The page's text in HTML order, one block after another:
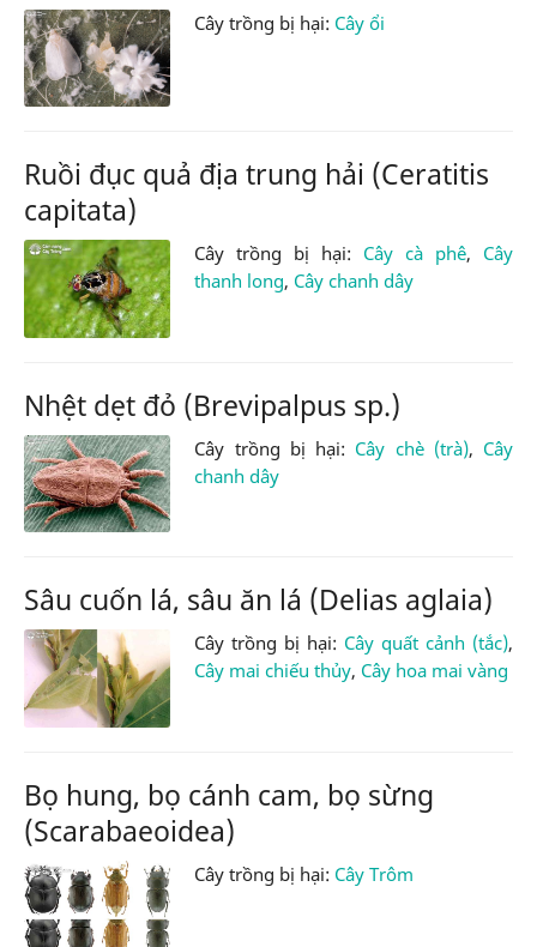
Cây trồng bị hại: Cây ổi
Ruồi đục quả địa trung hải (Ceratitis
capitata)
Cây trồng bị hại: Cây cà phê, Cây
thanh long, Cây chanh dây
Nhệt dẹt đỏ (Brevipalpus sp.)
Cây trồng bị hại: Cây chè (trà), Cây
chanh dây
Sâu cuốn lá, sâu ăn lá (Delias aglaia)
Cây trồng bị hại: Cây quất cảnh (tắc),
Cây mai chiếu thủy, Cây hoa mai vàng
Bọ hung, bọ cánh cam, bọ sừng
(Scarabaeoidea)
Cây trồng bị hại: Cây Trôm